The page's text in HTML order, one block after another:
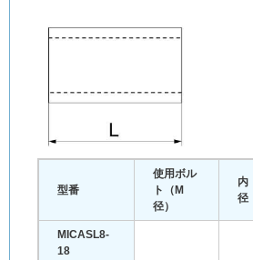
型番
使用ボル
ト（M
径）
内
径
MICASL8-
18